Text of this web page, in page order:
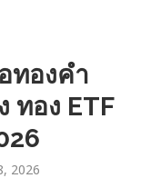
ทองคำ
ทอง ETF
2026